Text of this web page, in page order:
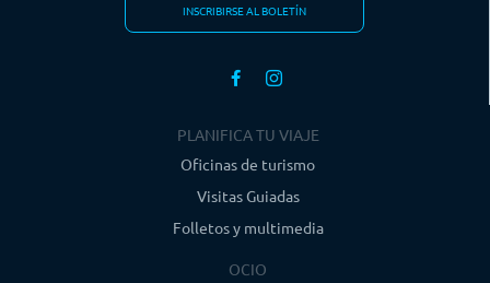
INSCRIBIRSE AL BOLETÍN
PLANIFICA TU VIAJE
Oficinas de turismo
Visitas Guiadas
Folletos y multimedia
OCIO